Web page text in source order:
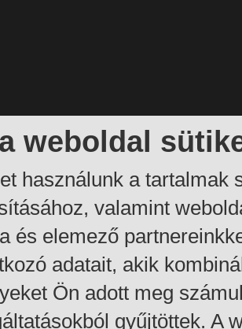
weboldal
használunk a tartalmak
valamint
és elemező
adatait, akik
Ön adott meg
gyűjtöttek. A